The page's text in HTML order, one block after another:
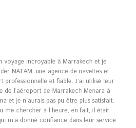
voyage incroyable à Marrakech et je
NATAM, une agence de navettes et
professionnelle et fiable. J’ai utilisé leur
de l’aéroport de Marrakech Menara à
et je n’aurais pas pu être plus satisfait.
me chercher à l’heure, en fait, il était
m’a donné confiance dans leur service